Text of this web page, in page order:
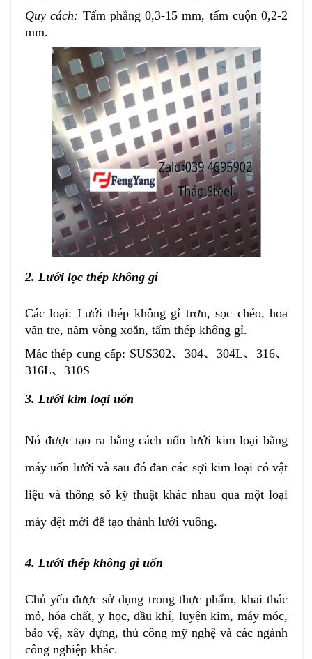
Quy cách: Tấm phẳng 0,3-15 mm, tấm cuộn 0,2-2
mm.
2. Lưới lọc thép không gỉ
Các loại: Lưới thép không gỉ trơn, sọc chéo, hoa
văn tre, năm vòng xoắn, tấm thép không gỉ.
Mác thép cung cấp: SUS302、 304、 304L、 316、
316L、310S
3. Lưới kim loại uốn
Nó được tạo ra bằng cách uốn lưới kim loại bằng
máy uốn lưới và sau đó đan các sợi kim loại có vật
liệu và thông số kỹ thuật khác nhau qua một loại
máy dệt mới để tạo thành lưới vuông.
4. Lưới thép không gỉ uốn
Chủ yếu được sử dụng trong thực phẩm, khai thác
mỏ, hóa chất, y học, dầu khí, luyện kim, máy móc,
bảo vệ, xây dựng, thủ công mỹ nghệ và các ngành
công nghiệp khác.